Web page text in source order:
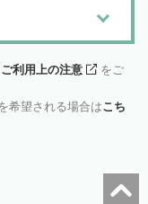
利用上の注意
をご
希望される場合はこち